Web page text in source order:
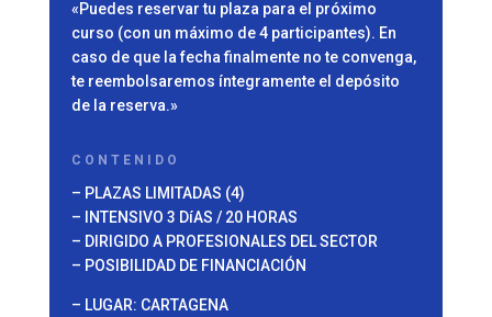
«Puedes reservar tu plaza para el próximo
curso (con un máximo de 4 participantes). En
caso de que la fecha finalmente no te convenga,
te reembolsaremos íntegramente el depósito
de la reserva.»
CONTENIDO
– PLAZAS LIMITADAS (4)
– INTENSIVO 3 DíAS / 20 HORAS
– DIRIGIDO A PROFESIONALES DEL SECTOR
– POSIBILIDAD DE FINANCIACIÓN
– LUGAR: CARTAGENA